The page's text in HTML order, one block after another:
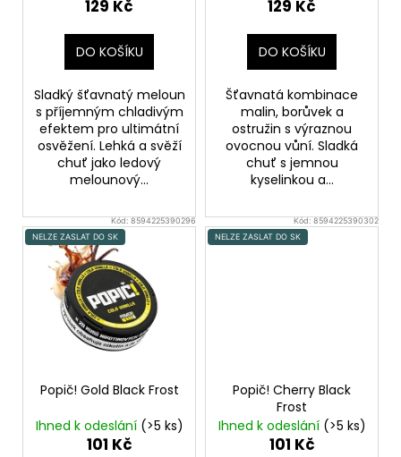
129 Kč
DO KOŠÍKU
Sladký šťavnatý meloun
s příjemným chladivým
efektem pro ultimátní
osvěžení. Lehká a svěží
chuť jako ledový
melounový...
129 Kč
DO KOŠÍKU
Šťavnatá kombinace
malin, borůvek a
ostružin s výraznou
ovocnou vůní. Sladká
chuť s jemnou
kyselinkou a...
Kód:8594225390296
NELZE ZASLAT DO SK
Popič! Gold Black Frost
Ihned k odeslání (>5 ks)
101 Kč
Kód:8594225390302
NELZE ZASLAT DO SK
Popič! Cherry Black
Frost
Ihned k odeslání (>5 ks)
101 Kč